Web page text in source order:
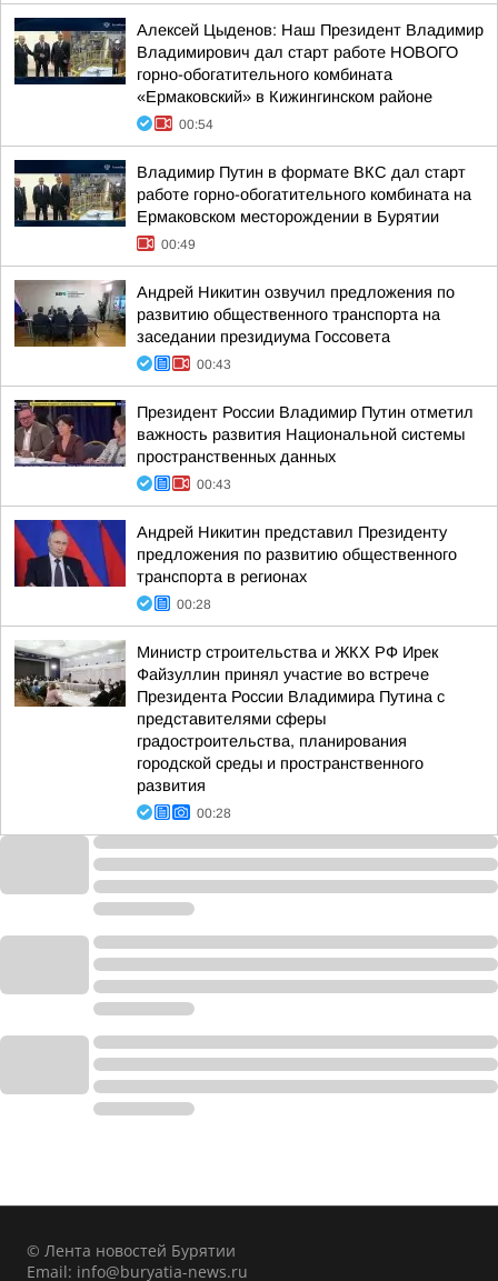
Алексей Цыденов: Наш Президент Владимир
Владимирович дал старт работе НОВОГО
горно-обогатительного комбината
«Ермаковский» в Кижингинском районе
00:54
Владимир Путин в формате ВКС дал старт
работе горно-обогатительного комбината на
Ермаковском месторождении в Бурятии
00:49
Андрей Никитин озвучил предложения по
развитию общественного транспорта на
заседании президиума Госсовета
00:43
Президент России Владимир Путин отметил
важность развития Национальной системы
пространственных данных
00:43
Андрей Никитин представил Президенту
предложения по развитию общественного
транспорта в регионах
00:28
Министр строительства и ЖКХ РФ Ирек
Файзуллин принял участие во встрече
Президента России Владимира Путина с
представителями сферы
градостроительства, планирования
городской среды и пространственного
развития
00:28
© Лента новостей Бурятии
Email: info@buryatia-news.ru